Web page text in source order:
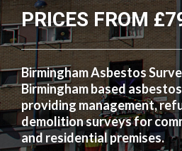
PRICES FROM
Birmingham Asbestos
Birmingham based
providing management,
demolition surveys for
and residential premises.